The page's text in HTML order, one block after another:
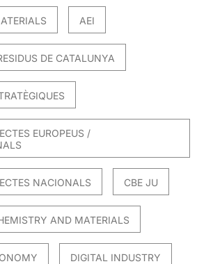
AEI
DE CATALUNYA
EUROPEUS /
NACIONALS CBE JU
AND MATERIALS
DIGITAL INDUSTRY